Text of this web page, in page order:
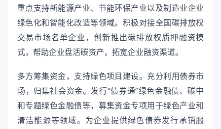
重点支持新能源产业、节能环保产业以及制造业企业
绿色化和智能化改造等领域。积极对接全国碳排放权
交易市场名单企业，创新推出碳排放权质押融资模
式，帮助企业盘活碳资产，拓宽企业融资渠道。
多方筹集资金，支持绿色项目建设。充分利用债券市
场，归集社会资金。发行“债券通”绿色金融债、碳中
和专题绿色金融债等，募集资金专项用于绿色产业和
清洁能源等领域。为企业提供绿色债券发行承销服